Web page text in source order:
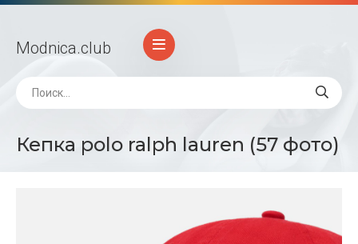
Modnica.club
Кепка polo ralph lauren (57 фото)